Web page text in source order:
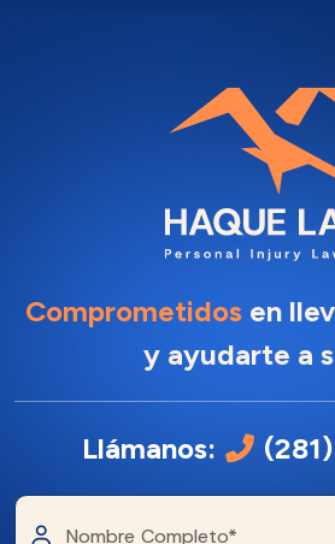
Comprometidosen
y ayudarte a
Llámanos: